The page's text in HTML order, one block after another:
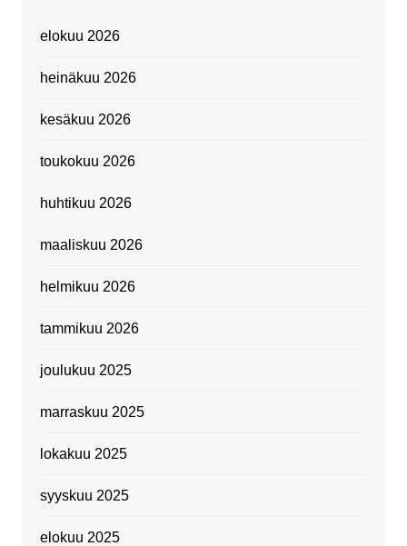
elokuu 2026
heinäkuu 2026
kesäkuu 2026
toukokuu 2026
huhtikuu 2026
maaliskuu 2026
helmikuu 2026
tammikuu 2026
joulukuu 2025
marraskuu 2025
lokakuu 2025
syyskuu 2025
elokuu 2025